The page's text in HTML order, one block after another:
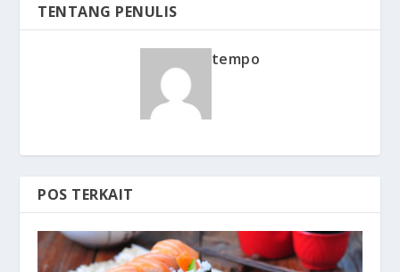
TENTANG PENULIS
tempo
POS TERKAIT